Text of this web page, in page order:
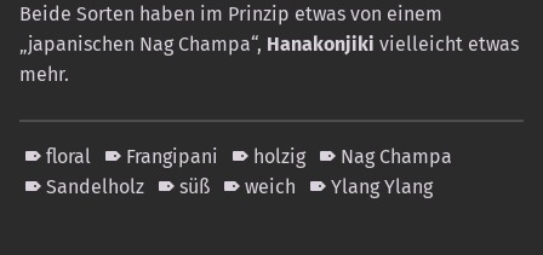
Beide Sorten haben im Prinzip etwas von einem
„japanischen Nag Champa“, Hanakonjiki vielleicht etwas
mehr.
floral Frangipani holzig
Nag Champa
Sandelholz
süß weich Ylang Ylang